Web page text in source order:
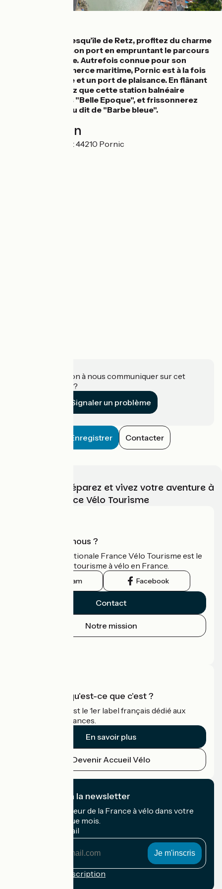
Au cœur de la presqu’île de Retz, profitez du charme
de Pornic et de son port en empruntant le parcours
de La Vélodyssée. Autrefois connue pour son
activité de commerce maritime, Pornic est à la fois
un port de pêche et un port de plaisance. En flânant
vous découvrirez que cette station balnéaire
regorge de villas "Belle Epoque", et frissonnerez
devant le château dit de "Barbe bleue".
Localisation
3 Escalier Fouquet 44210 Pornic
Une information à nous communiquer sur cet
établissement ?
Signaler un problème
Enregistrer Contacter
Choisissez, préparez et vivez votre aventure à
vélo avec France Vélo Tourisme
Qui sommes-nous ?
L'association nationale France Vélo Tourisme est le
guide officiel du tourisme à vélo en France.
Instagram Facebook
Contact
Notre mission
Accueil Vélo qu'est-ce que c'est ?
Accueil Vélo c'est le 1er label français dédié aux
cyclistes en vacances.
En savoir plus
Devenir Accueil Vélo
Je m'abonne à la newsletter
Recevez le meilleur de la France à vélo dans votre
boîte mail chaque mois.
Mon adresse mail
Conditions d'inscription